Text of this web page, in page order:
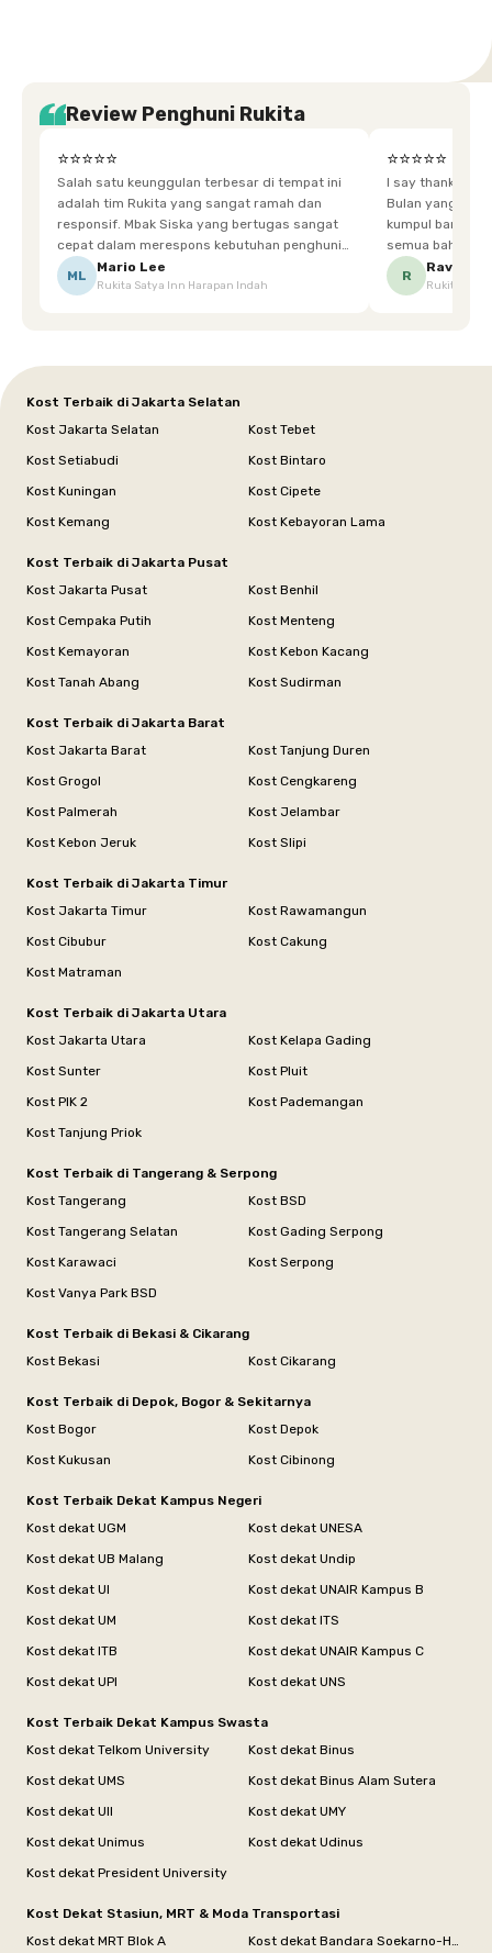
Review Penghuni Rukita
⭐⭐⭐⭐⭐
Salah satu keunggulan terbesar di tempat ini
adalah tim Rukita yang sangat ramah dan
responsif. Mbak Siska yang bertugas sangat
cepat dalam merespons kebutuhan penghuni.
Ketika saya meminta keset karena sempat
terpeleset, permintaan tersebut langsung
ML
Mario Lee
Rukita Satya Inn Harapan Indah
⭐⭐⭐⭐⭐
I say thankyou
Bulan yang super happy! banyak
kumpul bareng
semua bahagia
mgkn saran dari air aja & kebersihan lebih di
R
Ravena
Rukita
Kost Terbaik di Jakarta Selatan
Kost Jakarta Selatan
Kost Tebet
Kost Setiabudi
Kost Bintaro
Kost Kuningan
Kost Cipete
Kost Kemang
Kost Kebayoran Lama
Kost Terbaik di Jakarta Pusat
Kost Jakarta Pusat
Kost Benhil
Kost Cempaka Putih
Kost Menteng
Kost Kemayoran
Kost Kebon Kacang
Kost Tanah Abang
Kost Sudirman
Kost Terbaik di Jakarta Barat
Kost Jakarta Barat
Kost Tanjung Duren
Kost Grogol
Kost Cengkareng
Kost Palmerah
Kost Jelambar
Kost Kebon Jeruk
Kost Slipi
Kost Terbaik di Jakarta Timur
Kost Jakarta Timur
Kost Rawamangun
Kost Cibubur
Kost Cakung
Kost Matraman
Kost Terbaik di Jakarta Utara
Kost Jakarta Utara
Kost Kelapa Gading
Kost Sunter
Kost Pluit
Kost PIK 2
Kost Pademangan
Kost Tanjung Priok
Kost Terbaik di Tangerang & Serpong
Kost Tangerang
Kost BSD
Kost Tangerang Selatan
Kost Gading Serpong
Kost Karawaci
Kost Serpong
Kost Vanya Park BSD
Kost Terbaik di Bekasi & Cikarang
Kost Bekasi
Kost Cikarang
Kost Terbaik di Depok, Bogor & Sekitarnya
Kost Bogor
Kost Depok
Kost Kukusan
Kost Cibinong
Kost Terbaik Dekat Kampus Negeri
Kost dekat UGM
Kost dekat UNESA
Kost dekat UB Malang
Kost dekat Undip
Kost dekat UI
Kost dekat UNAIR Kampus B
Kost dekat UM
Kost dekat ITS
Kost dekat ITB
Kost dekat UNAIR Kampus C
Kost dekat UPI
Kost dekat UNS
Kost Terbaik Dekat Kampus Swasta
Kost dekat Telkom University
Kost dekat Binus
Kost dekat UMS
Kost dekat Binus Alam Sutera
Kost dekat UII
Kost dekat UMY
Kost dekat Unimus
Kost dekat Udinus
Kost dekat President University
Kost Dekat Stasiun, MRT & Moda Transportasi
Kost dekat MRT Blok A
Kost dekat Bandara Soekarno-Hatta